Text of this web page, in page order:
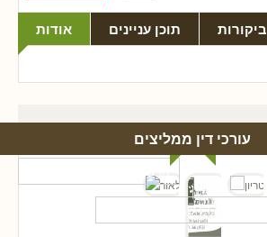
אודות תוכן עניינים ביקורות
עורכי דין ממליצים